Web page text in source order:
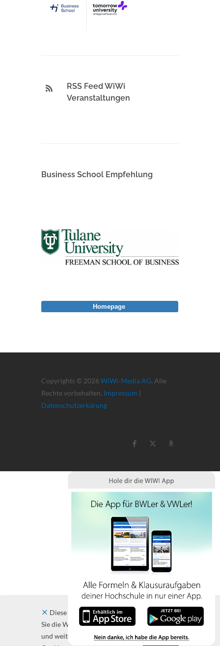
RSS Feed WiWi
Veranstaltungen
Business School Empfehlung
Copyrights © 2026 WiWi-Media AG. Alle
Rechte vorbehalten. Impressum |
Datenschutzerkärung
Diese Website verwendet Cookies. Indem
Sie die Website und ihre Angebote nutzen
und weiter navigieren, akzeptieren Sie diese
Homepage